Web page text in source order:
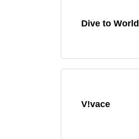
Dive to World
V!vace